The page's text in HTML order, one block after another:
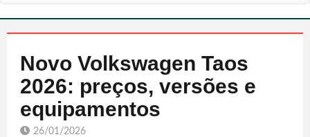
Novo Volkswagen Taos
2026: preços, versões e
equipamentos
26/01/2026